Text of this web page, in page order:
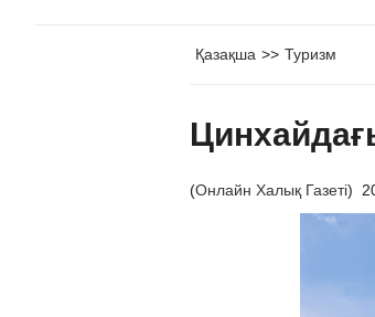
Қазақша >> Туризм
(Онлайн Халық Газеті)